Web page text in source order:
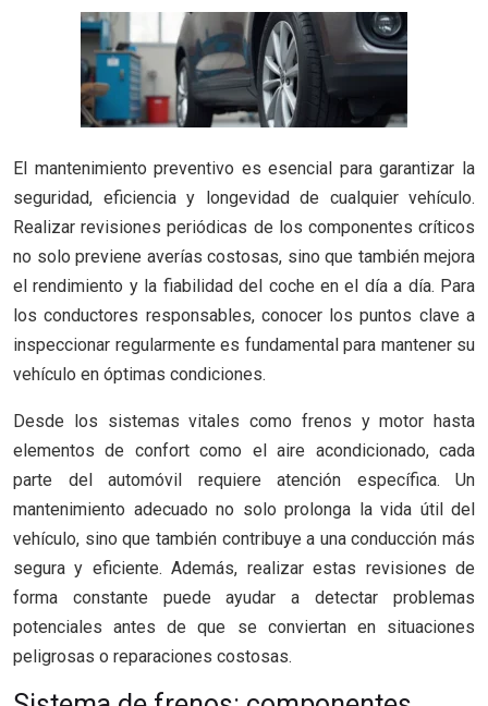
El mantenimiento preventivo es esencial para garantizar la
seguridad, eficiencia y longevidad de cualquier vehículo.
Realizar revisiones periódicas de los componentes críticos
no solo previene averías costosas, sino que también mejora
el rendimiento y la fiabilidad del coche en el día a día. Para
los conductores responsables, conocer los puntos clave a
inspeccionar regularmente es fundamental para mantener su
vehículo en óptimas condiciones.
Desde los sistemas vitales como frenos y motor hasta
elementos de confort como el aire acondicionado, cada
parte del automóvil requiere atención específica. Un
mantenimiento adecuado no solo prolonga la vida útil del
vehículo, sino que también contribuye a una conducción más
segura y eficiente. Además, realizar estas revisiones de
forma constante puede ayudar a detectar problemas
potenciales antes de que se conviertan en situaciones
peligrosas o reparaciones costosas.